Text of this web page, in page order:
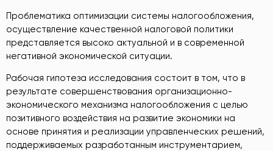
Проблематика оптимизации системы налогообложения,
осуществление качественной налоговой политики
представляется высоко актуальной и в современной
негативной экономической ситуации.
Рабочая гипотеза исследования состоит в том, что в
результате совершенствования организационно-
экономического механизма налогообложения с целью
позитивного воздействия на развитие экономики на
основе принятия и реализации управленческих решений,
поддерживаемых разработанным инструментарием,